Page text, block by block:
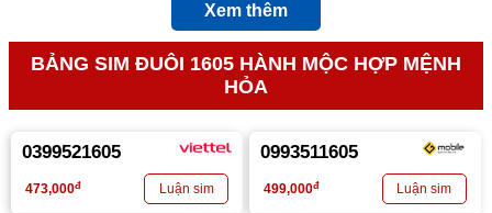
Xem thêm
BẢNG SIM ĐUÔI 1605 HÀNH MỘC HỢP MỆNH
HỎA
0399521605
473,000đ
0993511605
499,000đ